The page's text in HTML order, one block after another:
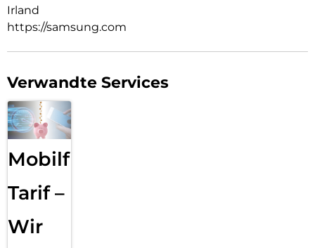
Irland
https://samsung.com
Verwandte Services
Mobilfunk
Tarif –
Wir